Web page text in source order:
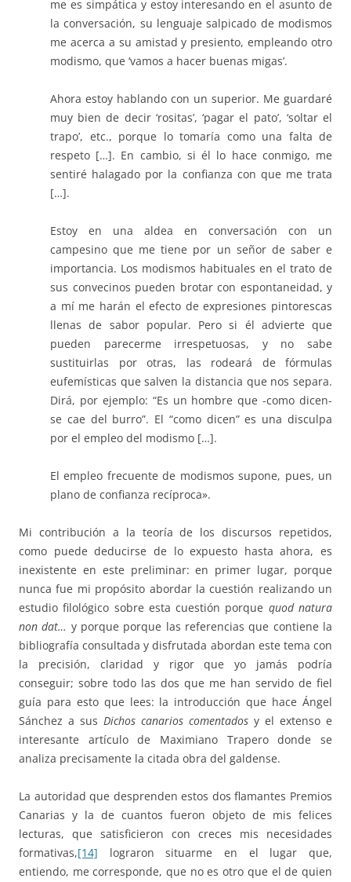
me es simpática y estoy interesando en el asunto de
la conversación, su lenguaje salpicado de modismos
me acerca a su amistad y presiento, empleando otro
modismo, que ‘vamos a hacer buenas migas’.
Ahora estoy hablando con un superior. Me guardaré
muy bien de decir ‘rositas’, ‘pagar el pato’, ‘soltar el
trapo’, etc., porque lo tomaría como una falta de
respeto […]. En cambio, si él lo hace conmigo, me
sentiré halagado por la confianza con que me trata
[…].
Estoy en una aldea en conversación con un
campesino que me tiene por un señor de saber e
importancia. Los modismos habituales en el trato de
sus convecinos pueden brotar con espontaneidad, y
a mí me harán el efecto de expresiones pintorescas
llenas de sabor popular. Pero si él advierte que
pueden parecerme irrespetuosas, y no sabe
sustituirlas por otras, las rodeará de fórmulas
eufemísticas que salven la distancia que nos separa.
Dirá, por ejemplo: “Es un hombre que -como dicen-
se cae del burro”. El “como dicen” es una disculpa
por el empleo del modismo […].
El empleo frecuente de modismos supone, pues, un
plano de confianza recíproca».
Mi contribución a la teoría de los discursos repetidos,
como puede deducirse de lo expuesto hasta ahora, es
inexistente en este preliminar: en primer lugar, porque
nunca fue mi propósito abordar la cuestión realizando un
estudio filológico sobre esta cuestión porque quod natura
non dat… y porque porque las referencias que contiene la
bibliografía consultada y disfrutada abordan este tema con
la precisión, claridad y rigor que yo jamás podría
conseguir; sobre todo las dos que me han servido de fiel
guía para esto que lees: la introducción que hace Ángel
Sánchez a sus Dichos canarios comentados y el extenso e
interesante artículo de Maximiano Trapero donde se
analiza precisamente la citada obra del galdense.
La autoridad que desprenden estos dos flamantes Premios
Canarias y la de cuantos fueron objeto de mis felices
lecturas, que satisficieron con creces mis necesidades
formativas,[14] lograron situarme en el lugar que,
entiendo, me corresponde, que no es otro que el de quien